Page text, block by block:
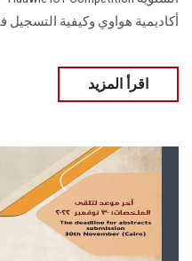
أكاديمية هواوي وكيفية التسجيل
اقرأ المزيد